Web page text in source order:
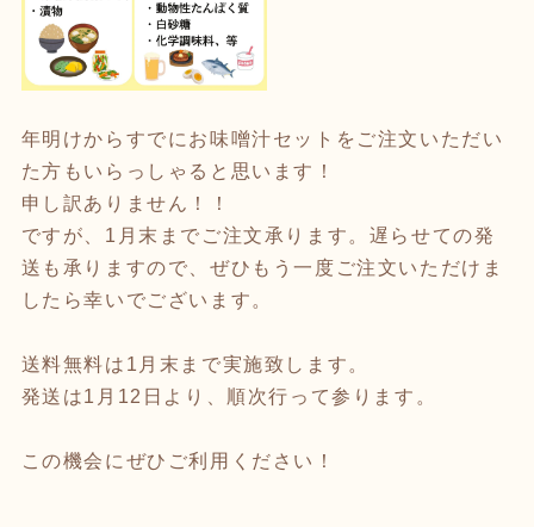
年明けからすでにお味噌汁セットをご注文いただい
た方もいらっしゃると思います！
申し訳ありません！！
ですが、1月末までご注文承ります。遅らせての発
送も承りますので、ぜひもう一度ご注文いただけま
したら幸いでございます。
送料無料は1月末まで実施致します。
発送は1月12日より、順次行って参ります。
この機会にぜひご利用ください！